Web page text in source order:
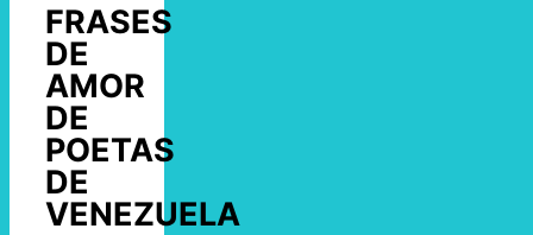
FRASES
DE
AMOR
DE
POETAS
DE
VENEZUELA